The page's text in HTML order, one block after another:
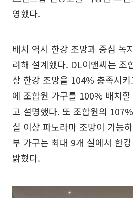
영했다.
배치 역시 한강 조망과 중심 녹
려해 설계했다. DL이앤씨는 조
상 한강 조망을 104% 충족시
에 조합원 가구를 100% 배치
고 설명했다. 또 조합원의
실 이상 파노라마 조망이 가능
부 가구는 최대 9개 실에서 한
밝혔다.